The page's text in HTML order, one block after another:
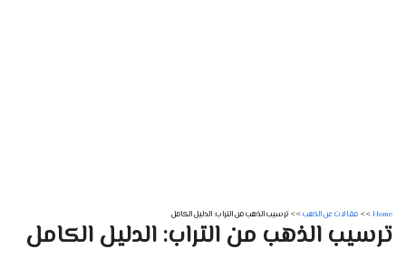
Home
>> مقالات عن الذهب>>ترسيب الذهب من التراب: الدليل الكامل
ترسيب الذهب من التراب: الدليل الكامل